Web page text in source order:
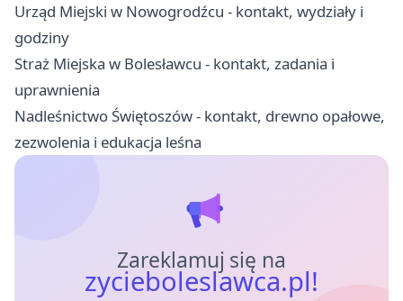
Urząd Miejski w Nowogrodźcu - kontakt, wydziały i
godziny
Straż Miejska w Bolesławcu - kontakt, zadania i
uprawnienia
Nadleśnictwo Świętoszów - kontakt, drewno opałowe,
zezwolenia i edukacja leśna
Zareklamuj się na
zycieboleslawca.pl!